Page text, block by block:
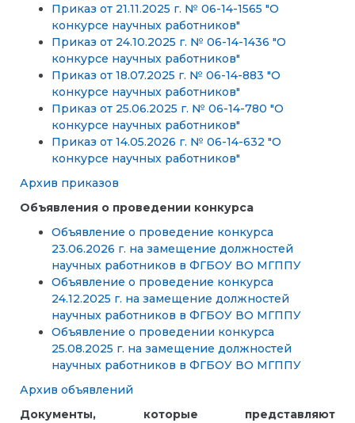
Приказ от 21.11.2025 г. № 06-14-1565 "О
конкурсе научных работников"
Приказ от 24.10.2025 г. № 06-14-1436 "О
конкурсе научных работников"
Приказ от 18.07.2025 г. № 06-14-883 "О
конкурсе научных работников"
Приказ от 25.06.2025 г. № 06-14-780 "О
конкурсе научных работников"
Приказ от 14.05.2026 г. № 06-14-632 "О
конкурсе научных работников"
Архив приказов
Объявления о проведении конкурса
Объявление о проведение конкурса
23.06.2026 г. на замещение должностей
научных работников в ФГБОУ ВО МГППУ
Объявление о проведение конкурса
24.12.2025 г. на замещение должностей
научных работников в ФГБОУ ВО МГППУ
Объявление о проведении конкурса
25.08.2025 г. на замещение должностей
научных работников в ФГБОУ ВО МГППУ
Архив объявлений
Документы, которые представляют